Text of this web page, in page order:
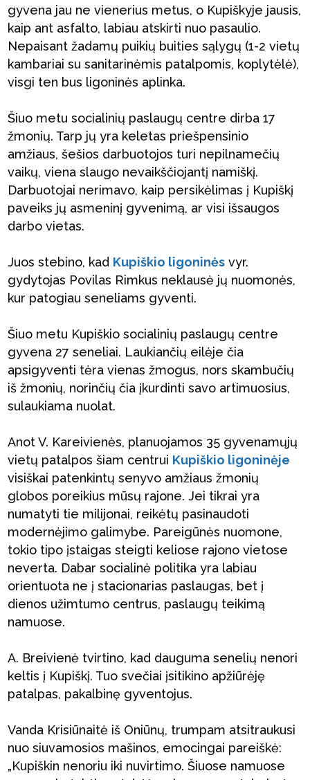
gyvena jau ne vienerius metus, o Kupiškyje jausis,
kaip ant asfalto, labiau atskirti nuo pasaulio.
Nepaisant žadamų puikių buities sąlygų (1-2 vietų
kambariai su sanitarinėmis patalpomis, koplytėlė),
visgi ten bus ligoninės aplinka.
Šiuo metu socialinių paslaugų centre dirba 17
žmonių. Tarp jų yra keletas priešpensinio
amžiaus, šešios darbuotojos turi nepilnamečių
vaikų, viena slaugo nevaikščiojantį namiškį.
Darbuotojai nerimavo, kaip persikėlimas į Kupiškį
paveiks jų asmeninį gyvenimą, ar visi išsaugos
darbo vietas.
Juos stebino, kad Kupiškio ligoninės vyr.
gydytojas Povilas Rimkus neklausė jų nuomonės,
kur patogiau seneliams gyventi.
Šiuo metu Kupiškio socialinių paslaugų centre
gyvena 27 seneliai. Laukiančių eilėje čia
apsigyventi tėra vienas žmogus, nors skambučių
iš žmonių, norinčių čia įkurdinti savo artimuosius,
sulaukiama nuolat.
Anot V. Kareivienės, planuojamos 35 gyvenamųjų
vietų patalpos šiam centrui Kupiškio ligoninėje
visiškai patenkintų senyvo amžiaus žmonių
globos poreikius mūsų rajone. Jei tikrai yra
numatyti tie milijonai, reikėtų pasinaudoti
modernėjimo galimybe. Pareigūnės nuomone,
tokio tipo įstaigas steigti keliose rajono vietose
neverta. Dabar socialinė politika yra labiau
orientuota ne į stacionarias paslaugas, bet į
dienos užimtumo centrus, paslaugų teikimą
namuose.
A. Breivienė tvirtino, kad dauguma senelių nenori
keltis į Kupiškį. Tuo svečiai įsitikino apžiūrėję
patalpas, pakalbinę gyventojus.
Vanda Krisiūnaitė iš Oniūnų, trumpam atsitraukusi
nuo siuvamosios mašinos, emocingai pareiškė:
„Kupiškin nenoriu iki nuvirtimo. Šiuose namuose